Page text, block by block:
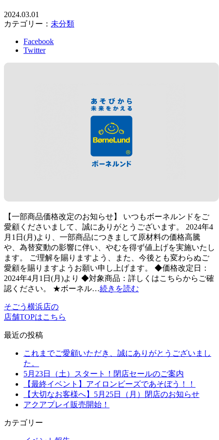
2024.03.01
カテゴリー： 未分類
Facebook
Twitter
【一部商品価格改定のお知らせ】 いつもボーネルンドをご
愛顧くださいまして、誠にありがとうございます。 2024年4
月1日(月)より、一部商品につきまして原材料の価格高騰
や、為替変動の影響に伴い、やむを得ず値上げを実施いたし
ます。 ご理解を賜りますよう、また、今後とも変わらぬご
愛顧を賜りますようお願い申し上げます。 ◆価格改定日：
2024年4月1日(月)より ◆対象商品：詳しくはこちらからご確
認ください。 ★ボーネル…続きを読む
そごう横浜店の
店舗TOPはこちら
最近の投稿
これまでご愛顧いただき、誠にありがとうございまし
た。
5月23日（土）スタート！閉店セールのご案内
【最終イベント】アイロンビーズであそぼう！！
【大切なお客様へ】5月25日（月）閉店のお知らせ
アクアプレイ販売開始！
カテゴリー